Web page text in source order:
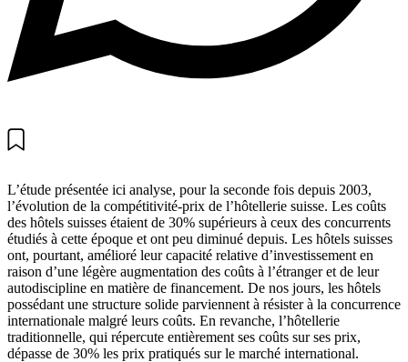
L’étude présentée ici analyse, pour la seconde fois depuis 2003,
l’évolution de la compétitivité-prix de l’hôtellerie suisse. Les coûts
des hôtels suisses étaient de 30% supérieurs à ceux des concurrents
étudiés à cette époque et ont peu diminué depuis. Les hôtels suisses
ont, pourtant, amélioré leur capacité relative d’investissement en
raison d’une légère augmentation des coûts à l’étranger et de leur
autodiscipline en matière de financement. De nos jours, les hôtels
possédant une structure solide parviennent à résister à la concurrence
internationale malgré leurs coûts. En revanche, l’hôtellerie
traditionnelle, qui répercute entièrement ses coûts sur ses prix,
dépasse de 30% les prix pratiqués sur le marché international.